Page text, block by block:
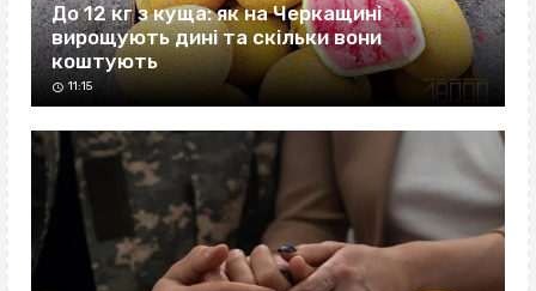
До 12 кг з куща: як на Черкащині
вирощують дині та скільки вони
коштують
11:15